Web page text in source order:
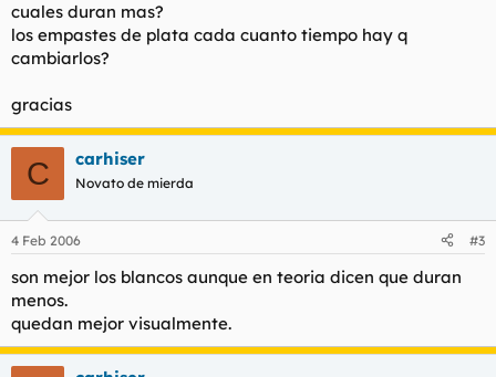
cuales duran mas?
los empastes de plata cada cuanto tiempo hay q
cambiarlos?
gracias
C carhiser
Novato de mierda
4 Feb 2006 #3
son mejor los blancos aunque en teoria dicen que duran
menos.
quedan mejor visualmente.